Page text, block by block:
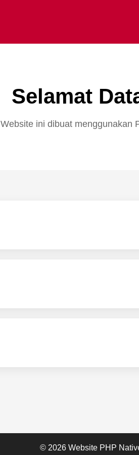
Selamat
Website ini dibuat menggunakan
© 2026 Website PHP